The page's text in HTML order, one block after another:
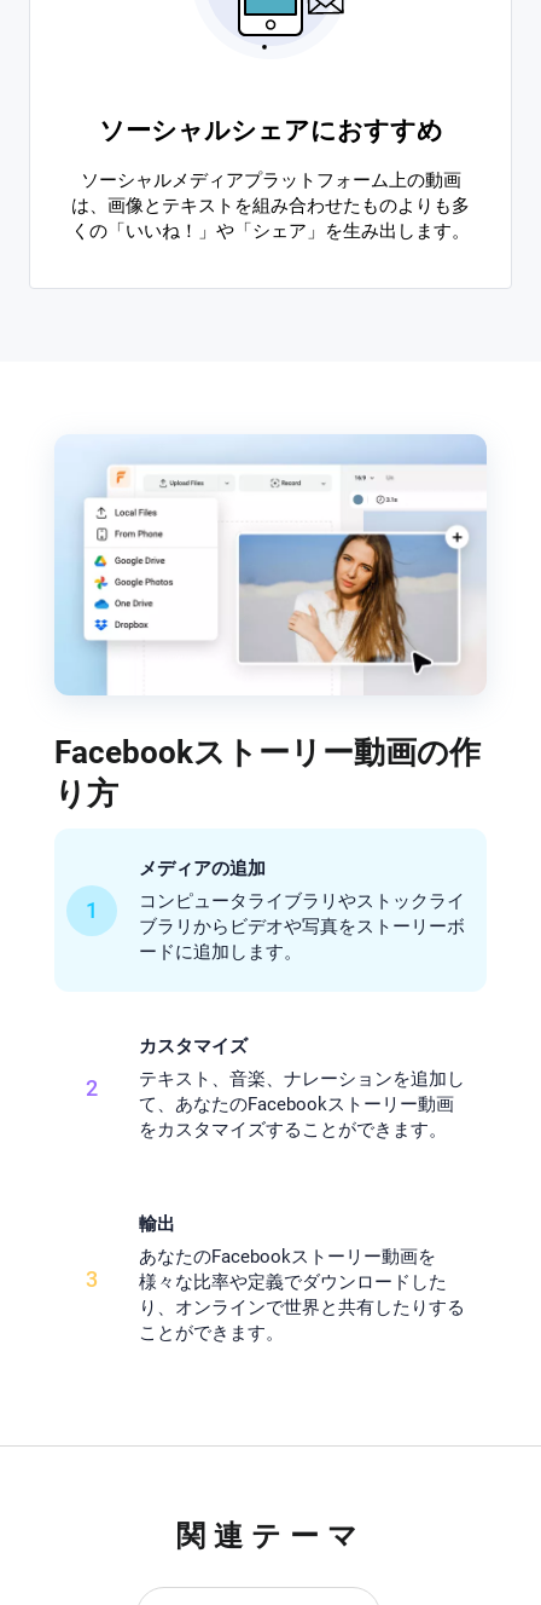
ソーシャルシェアにおすすめ
ソーシャルメディアプラットフォーム上の動画
は、画像とテキストを組み合わせたものよりも多
くの「いいね！」や「シェア」を生み出します。
Facebookストーリー動画の作
り方
1
メディアの追加
コンピュータライブラリやストックライ
ブラリからビデオや写真をストーリーボ
ードに追加します。
2
カスタマイズ
テキスト、音楽、ナレーションを追加し
て、あなたのFacebookストーリー動画
をカスタマイズすることができます。
3
輸出
あなたのFacebookストーリー動画を
様々な比率や定義でダウンロードした
り、オンラインで世界と共有したりする
ことができます。
関連テーマ